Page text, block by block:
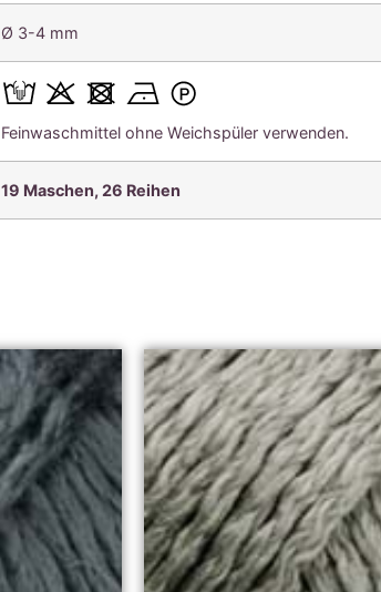
Ø 3-4 mm
Feinwaschmittel ohne Weichspüler verwenden.
19 Maschen, 26 Reihen